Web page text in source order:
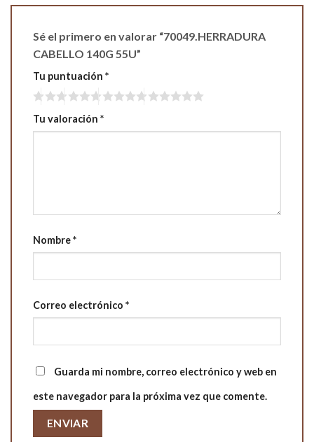
Sé el primero en valorar “70049.HERRADURA
CABELLO 140G 55U”
Tu puntuación *
Tu valoración *
Nombre*
Correo electrónico *
Guarda mi nombre, correo electrónico y web en
este navegador para la próxima vez que comente.